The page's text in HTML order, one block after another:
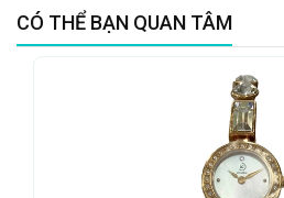
CÓ THỂ BẠN QUAN TÂM